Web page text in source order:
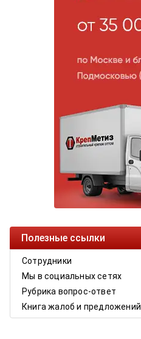
Полезные ссылки
Сотрудники
Мы в социальных сетях
Рубрика вопрос-ответ
Книга жалоб и предложений